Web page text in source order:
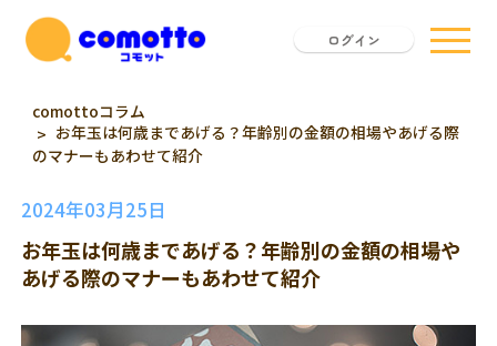
ログイン
comottoコラム
お年玉は何歳まであげる？年齢別の金額の相場やあげる際
のマナーもあわせて紹介
2024年03月25日
お年玉は何歳まであげる？年齢別の金額の相場や
あげる際のマナーもあわせて紹介